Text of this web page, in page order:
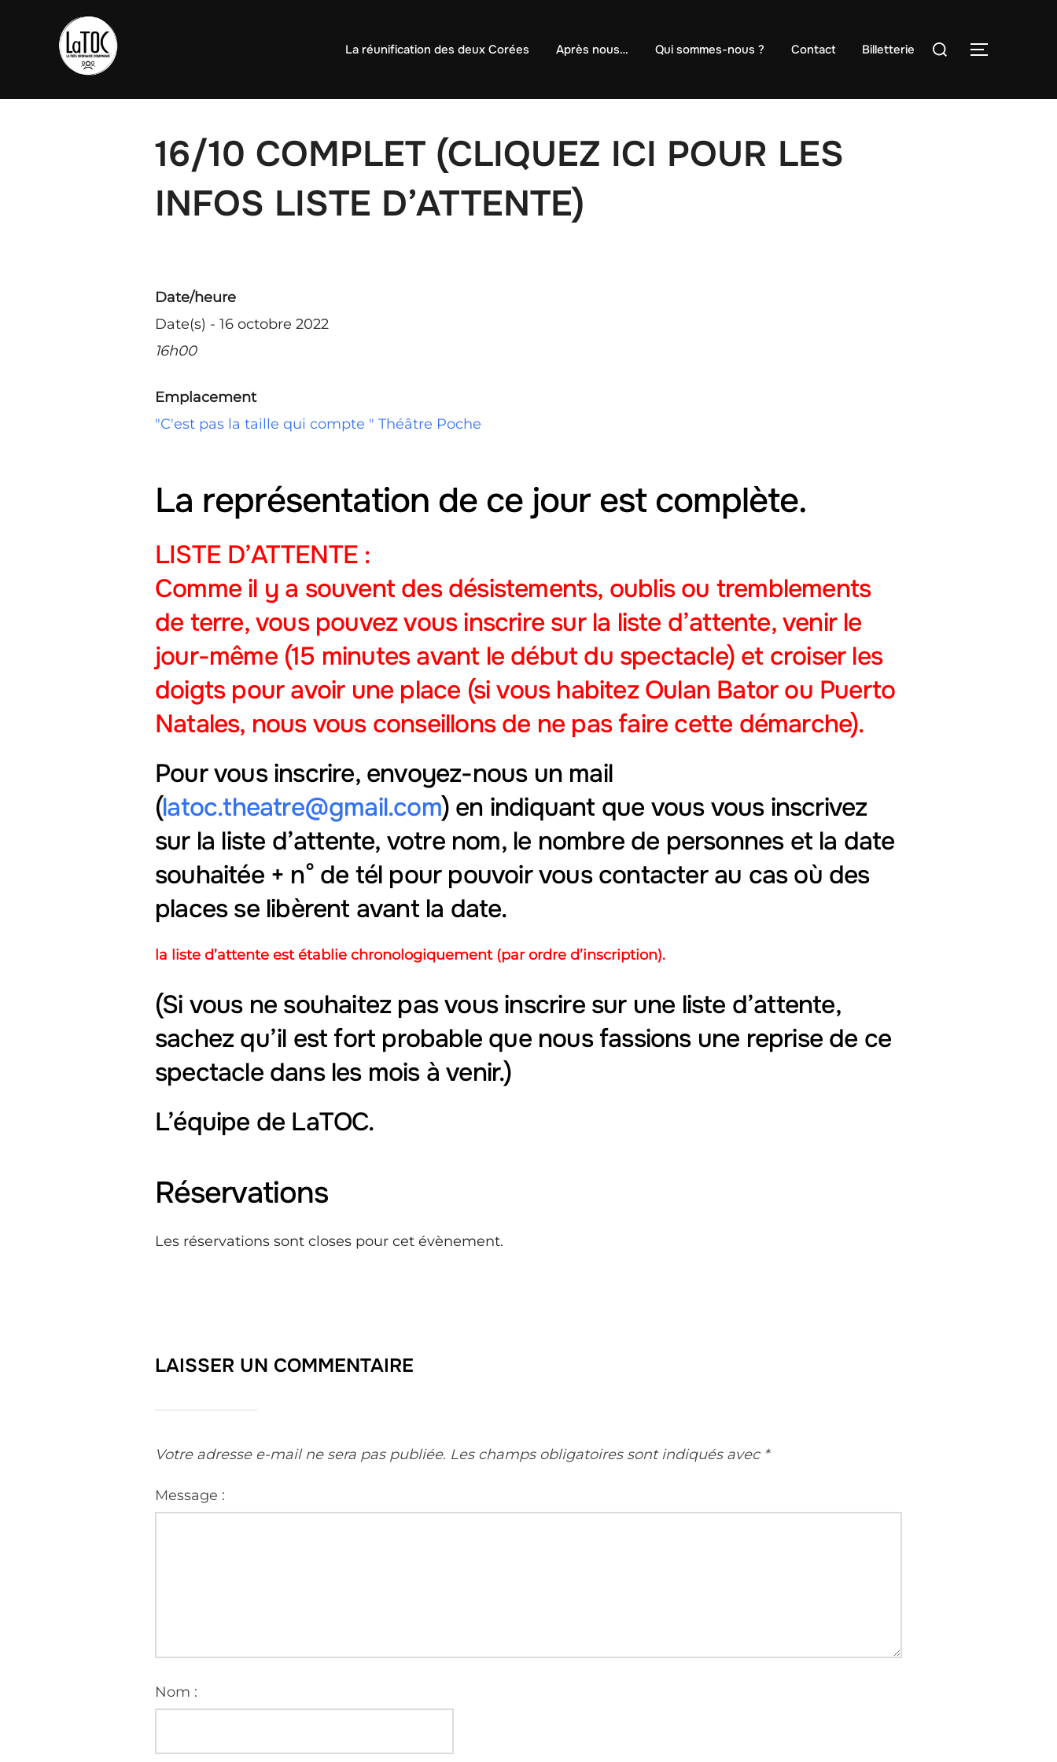
La réunification des deux Corées Après nous… Qui sommes-nous ? Contact Billetterie
Rechercher :
16/10 COMPLET (CLIQUEZ ICI POUR LES
INFOS LISTE D’ATTENTE)
Date/heure
Date(s) - 16 octobre 2022
16h00
Emplacement
"C'est pas la taille qui compte " Théâtre Poche
La représentation de ce jour est complète.
LISTE D’ATTENTE :
Comme il y a souvent des désistements, oublis ou tremblements
de terre, vous pouvezvous inscrire sur la liste d’attente, venir le
jour-même (15 minutes avant le début du spectacle) et croiser les
doigts pour avoir une place (si vous habitez Oulan Bator ou Puerto
Natales, nous vous conseillons de ne pas faire cette démarche).
Pour vous inscrire, envoyez-nous un mail
(latoc.theatre@gmail.com) en indiquant que vous vous inscrivez
sur la liste d’attente, votre nom, le nombre de personnes et la date
souhaitée + n° de tél pour pouvoir vous contacter au cas où des
places se libèrent avant la date.
la liste d’attente est établie chronologiquement (par ordre d’inscription).
(Si vous ne souhaitez pas vous inscrire sur une liste d’attente,
sachez qu’il est fort probable que nous fassions une reprise de ce
spectacle dans les mois à venir.)
L’équipe de LaTOC.
Réservations
Les réservations sont closes pour cet évènement.
LAISSER UN COMMENTAIRE
Votre adresse e-mail ne sera pas publiée. Les champs obligatoires sont indiqués avec *
Message :
Nom :